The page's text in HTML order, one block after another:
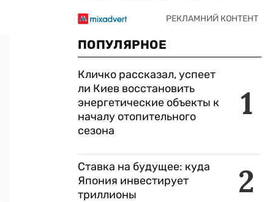
ПОПУЛЯРНОЕ
1
Кличко рассказал, успеет
ли Киев восстановить
энергетические объекты к
началу отопительного
сезона
2
Ставка на будущее: куда
Япония инвестирует
триллионы